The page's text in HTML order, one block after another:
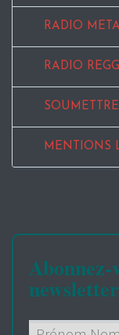
RADIO
RADIO
MENTIONS
Abonnez-
newsletter